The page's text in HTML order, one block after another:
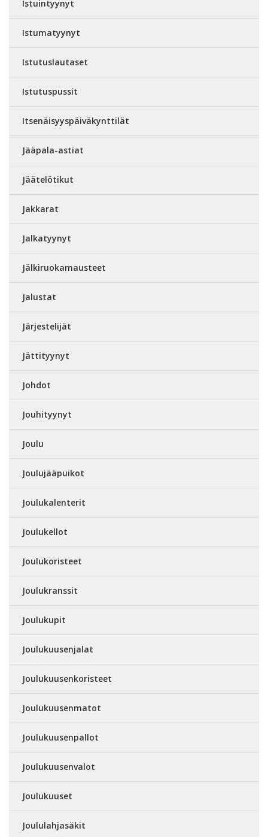
Istuintyynyt
Istumatyynyt
Istutuslautaset
Istutuspussit
Itsenäisyyspäiväkynttilät
Jääpala-astiat
Jäätelötikut
Jakkarat
Jalkatyynyt
Jälkiruokamausteet
Jalustat
Järjestelijät
Jättityynyt
Johdot
Jouhityynyt
Joulu
Joulujääpuikot
Joulukalenterit
Joulukellot
Joulukoristeet
Joulukranssit
Joulukupit
Joulukuusenjalat
Joulukuusenkoristeet
Joulukuusenmatot
Joulukuusenpallot
Joulukuusenvalot
Joulukuuset
Joululahjasäkit